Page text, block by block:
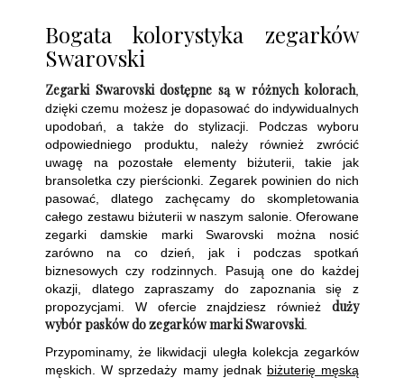
Bogata kolorystyka zegarków
Swarovski
Zegarki Swarovski dostępne są w różnych kolorach
dzięki czemu możesz je dopasować do indywidualnych
upodobań, a także do stylizacji. Podczas wyboru
odpowiedniego produktu, należy również zwrócić
uwagę na pozostałe elementy biżuterii, takie jak
bransoletka czy pierścionki. Zegarek powinien do nich
pasować, dlatego zachęcamy do skompletowania
całego zestawu biżuterii w naszym salonie. Oferowane
zegarki damskie marki Swarovski można nosić
zarówno na co dzień, jak i podczas spotkań
biznesowych czy rodzinnych. Pasują one do każdej
okazji, dlatego zapraszamy do zapoznania się z
propozycjami. W ofercie znajdziesz również duży
wybór pasków do zegarków marki Swarovski
Przypominamy, że likwidacji uległa kolekcja zegarków
męskich. W sprzedaży mamy jednak biżuterię męską